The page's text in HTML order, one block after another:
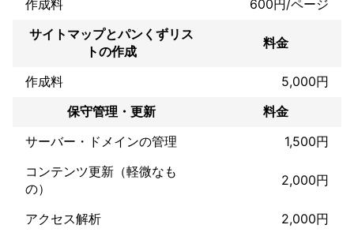
作成料
600円/ページ
サイトマップとパンくずリス
トの作成
料金
作成料
5,000円
保守管理・更新
料金
サーバー・ドメインの管理
1,500円
コンテンツ更新（軽微なも
の）
2,000円
アクセス解析 2,000円